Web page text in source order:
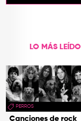
LO MÁS LEÍDO
PERROS
Canciones de rock